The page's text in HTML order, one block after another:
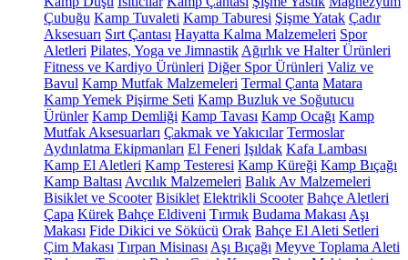
Çubuğu Kamp Tuvaleti Kamp Taburesi Şişme Yatak Çadır
Aksesuarı Sırt Çantası Hayatta Kalma Malzemeleri Spor
Aletleri Pilates, Yoga ve Jimnastik Ağırlık ve Halter Ürünleri
Fitness ve Kardiyo Ürünleri Diğer Spor Ürünleri Valiz ve
Bavul Kamp Mutfak Malzemeleri Termal Çanta Matara
Kamp Yemek Pişirme Seti Kamp Buzluk ve Soğutucu
Ürünler Kamp Demliği Kamp Tavası Kamp Ocağı Kamp
Mutfak Aksesuarları Çakmak ve Yakıcılar Termoslar
Aydınlatma Ekipmanları El Feneri Işıldak Kafa Lambası
Kamp El Aletleri Kamp Testeresi Kamp Küreği Kamp Bıçağı
Kamp Baltası Avcılık Malzemeleri Balık Av Malzemeleri
Bisiklet ve Scooter Bisiklet Elektrikli Scooter Bahçe Aletleri
Çapa Kürek Bahçe Eldiveni Tırmık Budama Makası Aşı
Makası Fide Dikici ve Sökücü Orak Bahçe El Aleti Setleri
Çim Makası Tırpan Misinası Aşı Bıçağı Meyve Toplama Aleti